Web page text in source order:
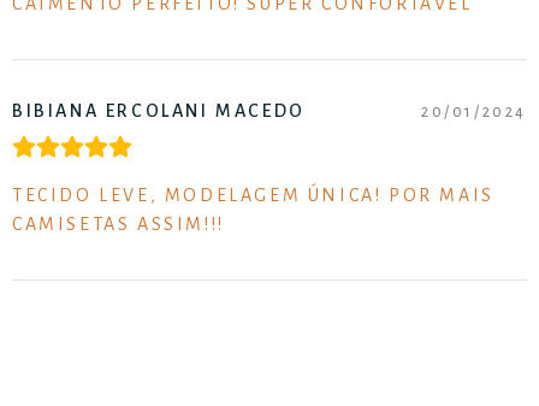
BIBIANA ERCOLANI MACEDO 20/01/2024
TECIDO LEVE, MODELAGEM ÚNICA! POR MAIS
CAMISETAS ASSIM!!!